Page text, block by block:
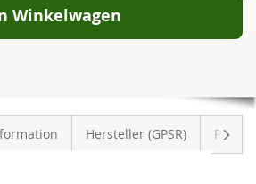
Winkelwagen
Hersteller (GPSR)